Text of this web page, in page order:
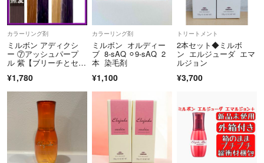
ラーバター プリミエンス ナプラ N. イルミナ ウエラ ホーユー ジェ
ミールフラン タマリス オージュア トキオ ブローネ サイオス ビゲ
ン サロンドプロ ダリヤ ヘンケル シエロ リーゼ パルティ ビューテ
ィラボ ビューティーン ムラサキシャンプー クオルシア エルジュー
ダ GATSBYをお使いの方も
法定表示事項を画像に載せています
（東京都福祉保健局により許可を得ています）
⚠️仕上がりは自己責任でお願いします
⚠️最近のFIBREPLEXブリーチは脱色力がかなり弱いため出品保留中で
す
【お値段について】
✅表記以外の値下げ❌
カラーリング剤
ミルボン アディクシ
ー ⑦アッシュパープ
ル 紫【ブリーチとセッ
¥1,780
カラーリング剤
ミルボン オルディー
ブ 8-sAQ ⚪︎9-sAQ 2
本 染毛剤
¥1,100
トリートメント
2本セット◆ミルボ
ン エルジューダ エマ
ルジョン
¥3,700